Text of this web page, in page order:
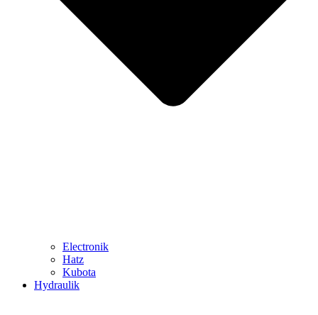
Electronik
Hatz
Kubota
Hydraulik